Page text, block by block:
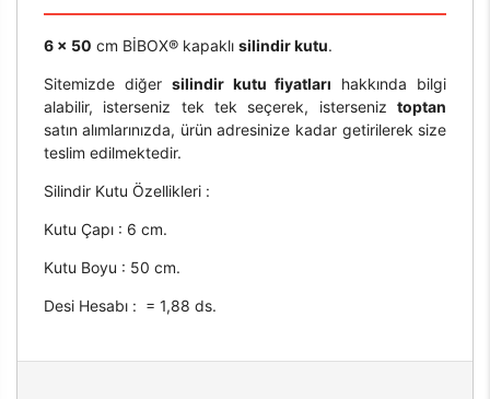
6 x 50 cm BİBOX® kapaklı silindir kutu.
Sitemizde diğer silindir kutu fiyatları hakkında bilgi
alabilir, isterseniz tek tek seçerek, isterseniztoptan
satın alımlarınızda, ürün adresinize kadar getirilerek size
teslim edilmektedir.
Silindir Kutu Özellikleri :
Kutu Çapı : 6 cm.
Kutu Boyu : 50 cm.
Desi Hesabı : = 1,88 ds.